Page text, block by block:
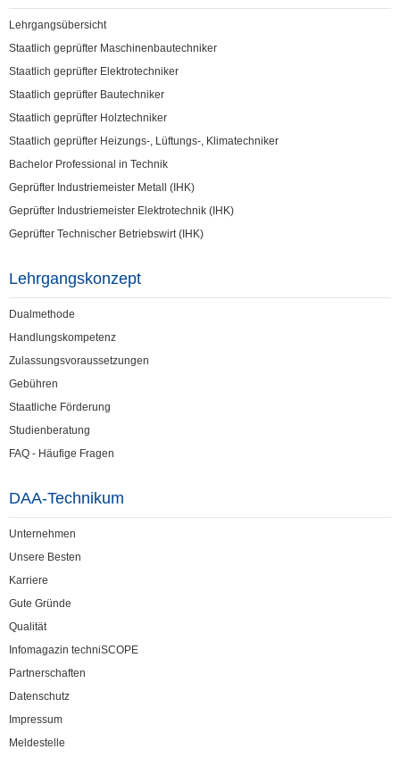
Lehrgangsübersicht
Staatlich geprüfter Maschinenbautechniker
Staatlich geprüfter Elektrotechniker
Staatlich geprüfter Bautechniker
Staatlich geprüfter Holztechniker
Staatlich geprüfter Heizungs-, Lüftungs-, Klimatechniker
Bachelor Professional in Technik
Geprüfter Industriemeister Metall (IHK)
Geprüfter Industriemeister Elektrotechnik (IHK)
Geprüfter Technischer Betriebswirt (IHK)
Lehrgangskonzept
Dualmethode
Handlungskompetenz
Zulassungsvoraussetzungen
Gebühren
Staatliche Förderung
Studienberatung
FAQ - Häufige Fragen
DAA-Technikum
Unternehmen
Unsere Besten
Karriere
Gute Gründe
Qualität
Infomagazin techniSCOPE
Partnerschaften
Datenschutz
Impressum
Meldestelle